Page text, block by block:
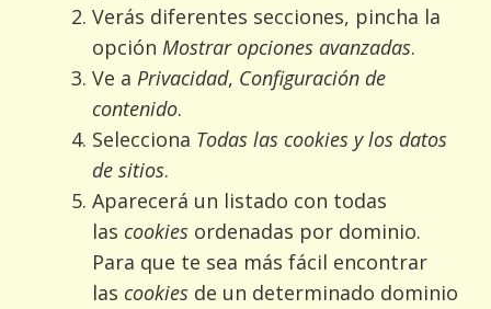
Verás diferentes secciones, pincha la
opción Mostrar opciones avanzadas.
Ve a Privacidad, Configuración de
contenido.
Selecciona Todas las cookies y los datos
de sitios.
Aparecerá un listado con todas
las cookies ordenadas por dominio.
Para que te sea más fácil encontrar
las cookies de un determinado dominio